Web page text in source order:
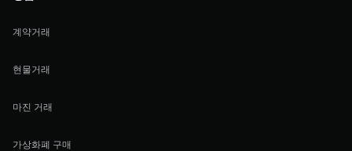
계약거래
현물거래
마진 거래
가상화폐 구매